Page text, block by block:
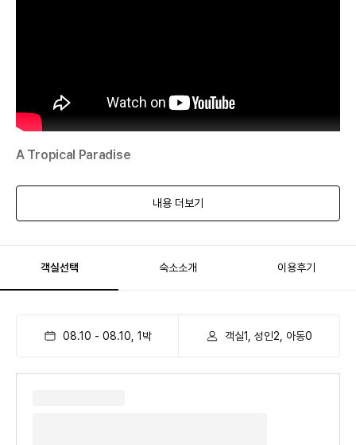
A Tropical Paradise
내용 더보기
객실선택 숙소소개 이용후기
08.10 - 08.10 1 박 객실1, 성인2, 아동0